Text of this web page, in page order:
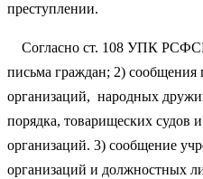
преступлении.
Согласно ст. 108 УПК РСФСР
письма граждан; 2)
организаций, народных
порядка, товарищеских судов
организаций. 3) сообщение
организаций и должностных